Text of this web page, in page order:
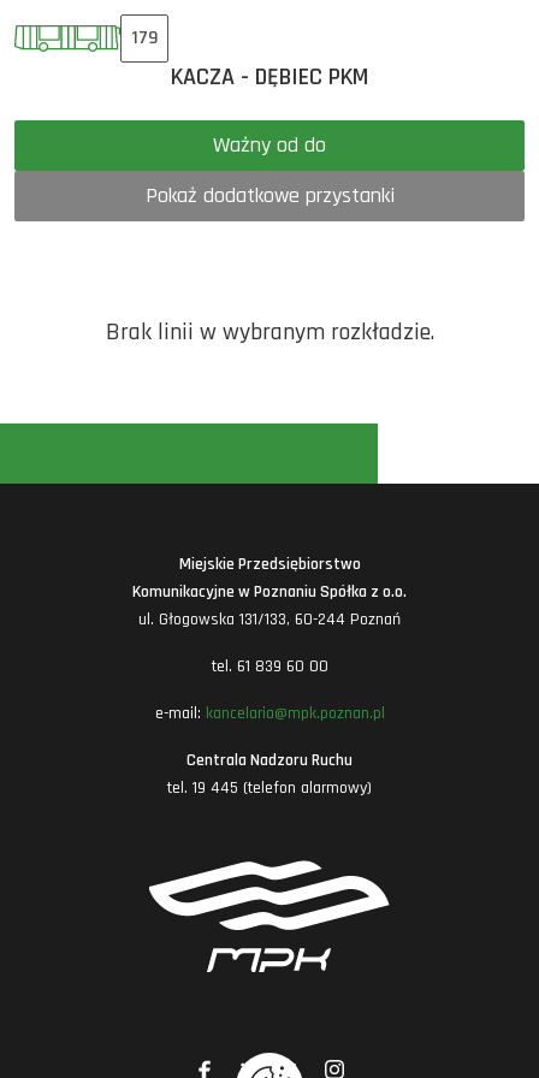
179
KACZA - DĘBIEC PKM
Ważny od do
Pokaż dodatkowe przystanki
Brak linii w wybranym rozkładzie.
Miejskie Przedsiębiorstwo
Komunikacyjne w Poznaniu Spółka z o.o.
ul. Głogowska 131/133, 60-244 Poznań
tel. 61 839 60 00
e-mail: kancelaria@mpk.poznan.pl
Centrala Nadzoru Ruchu
tel. 19 445 (telefon alarmowy)